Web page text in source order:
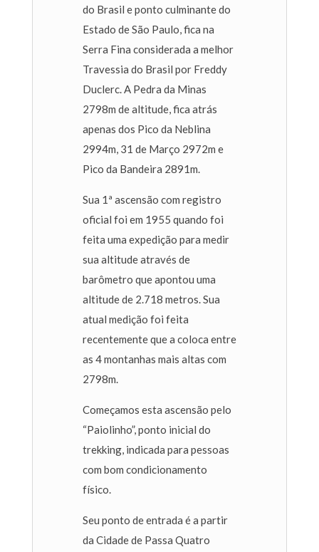
do Brasil e ponto culminante do
Estado de São Paulo, fica na
Serra Fina considerada a melhor
Travessia do Brasil por Freddy
Duclerc. A Pedra da Minas
2798m de altitude, fica atrás
apenas dos Pico da Neblina
2994m, 31 de Março 2972m e
Pico da Bandeira 2891m.
Sua 1ª ascensão com registro
oficial foi em 1955 quando foi
feita uma expedição para medir
sua altitude através de
barômetro que apontou uma
altitude de 2.718 metros. Sua
atual medição foi feita
recentemente que a coloca entre
as 4 montanhas mais altas com
2798m.
Começamos esta ascensão pelo
“Paiolinho”, ponto inicial do
trekking, indicada para pessoas
com bom condicionamento
físico.
Seu ponto de entrada é a partir
da Cidade de Passa Quatro